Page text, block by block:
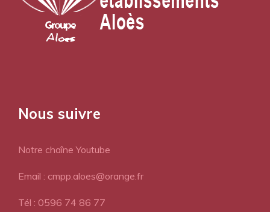
Nous suivre
Notre chaîne Youtube
Email : cmpp.aloes@orange.fr
Tél : 0596 74 86 77